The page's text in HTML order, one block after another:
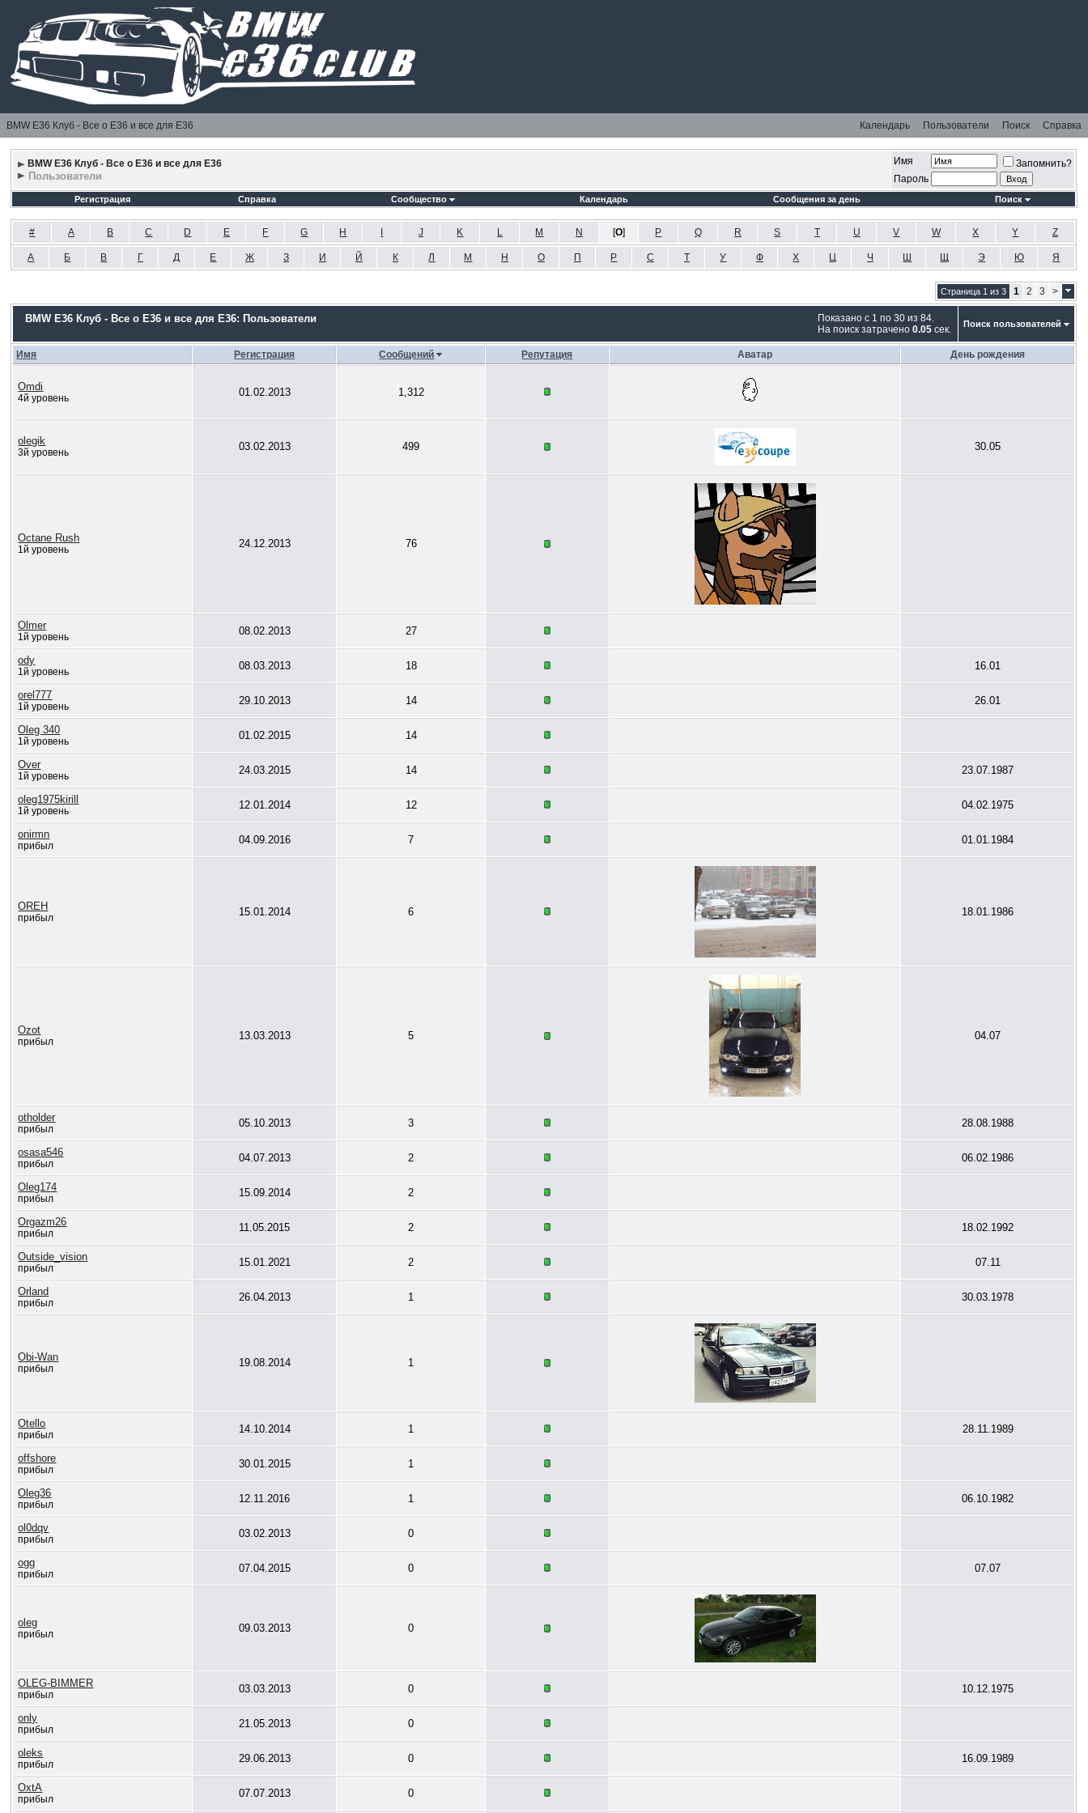
BMW E36 Клуб - Все о Е36 и все для Е36 Календарь Пользователи Поиск Справка
BMW E36 Клуб - Все о Е36 и все для Е36
Пользователи
Имя
Запомнить?
Пароль
Регистрация Справка Сообщество Календарь Сообщения за день Поиск
# A B C D E F G H J K L M N [O] P Q R S T U V W X Y Z
А Б В Г Д Е Ж З И Й К Л М Н О П Р С Т У Ф Х Ц Ч Ш Щ Э Ю Я
Страница 1 из 3 1 2 3 >
Показано с 1 по 30 из 84.
На поиск затрачено0.05 сек.
BMW E36 Клуб - Все о Е36 и все для Е36: Пользователи Поиск пользователей
Имя Регистрация Сообщений Репутация Аватар День рождения
Omdi
4й уровень 01.02.2013 1,312
olegik
3й уровень 03.02.2013 499 30.05
Octane Rush
1й уровень 24.12.2013 76
Olmer
1й уровень 08.02.2013 27
ody
1й уровень 08.03.2013 18 16.01
orel777
1й уровень 29.10.2013 14 26.01
Oleg 340
1й уровень 01.02.2015 14
Over
1й уровень 24.03.2015 14 23.07.1987
oleg1975kirill
1й уровень 12.01.2014 12 04.02.1975
onirmn
прибыл 04.09.2016 7 01.01.1984
OREH
прибыл 15.01.2014 6 18.01.1986
Ozot
прибыл 13.03.2013 5 04.07
otholder
прибыл 05.10.2013 3 28.08.1988
osasa546
прибыл 04.07.2013 2 06.02.1986
Oleg174
прибыл 15.09.2014 2
Orgazm26
прибыл 11.05.2015 2 18.02.1992
Outside_vision
прибыл 15.01.2021 2 07.11
Orland
прибыл 26.04.2013 1 30.03.1978
Obi-Wan
прибыл 19.08.2014 1
Otello
прибыл 14.10.2014 1 28.11.1989
offshore
прибыл 30.01.2015 1
Oleg36
прибыл 12.11.2016 1 06.10.1982
ol0dqv
прибыл 03.02.2013 0
ogg
прибыл 07.04.2015 0 07.07
oleg
прибыл 09.03.2013 0
OLEG-BIMMER
прибыл 03.03.2013 0 10.12.1975
only
прибыл 21.05.2013 0
oleks
прибыл 29.06.2013 0 16.09.1989
OxtA
прибыл 07.07.2013 0